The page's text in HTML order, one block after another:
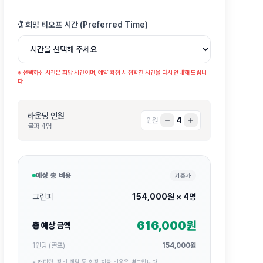
🏌️ 희망 티오프 시간 (Preferred Time)
※ 선택하신 시간은 희망 시간이며, 예약 확정 시 정확한 시간을 다시 안내해 드립니
다.
라운딩 인원
골퍼 4명
인원 4
예상 총 비용 기준가
그린피 154,000원 × 4명
총 예상 금액 616,000원
1인당 (골프) 154,000원